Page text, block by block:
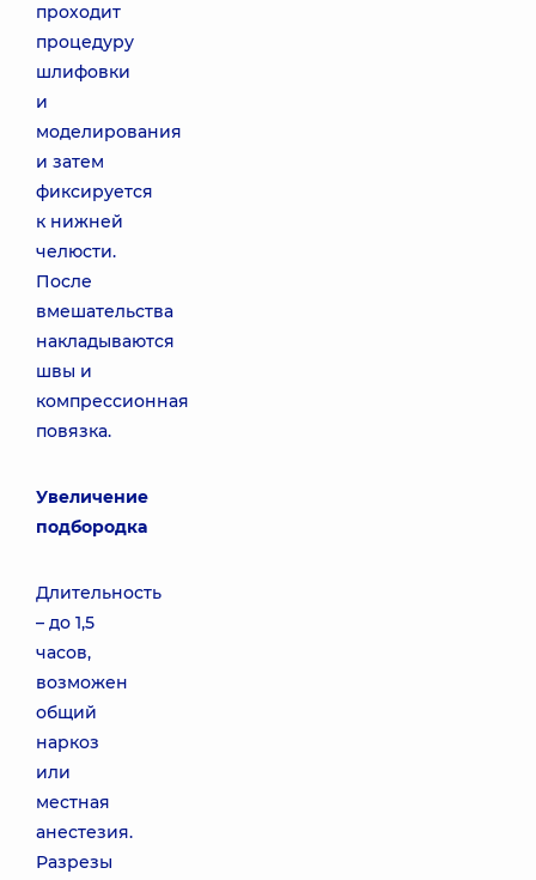
проходит
процедуру
шлифовки
и
моделирования
и затем
фиксируется
к нижней
челюсти.
После
вмешательства
накладываются
швы и
компрессионная
повязка.
Увеличение
подбородка
Длительность
– до 1,5
часов,
возможен
общий
наркоз
или
местная
анестезия.
Разрезы